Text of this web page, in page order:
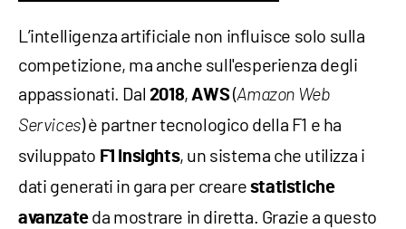
L’intelligenza artificiale non influisce solo sulla
competizione, ma anche sull'esperienza degli
appassionati. Dal 2018, AWS(Amazon Web
Services) è partner tecnologico della F1 e ha
sviluppato F1 Insights, un sistema che utilizza i
dati generati in gara per creare statistiche
avanzateda mostrare in diretta. Grazie a questo